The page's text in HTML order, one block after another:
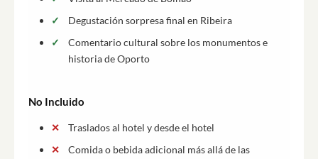
Degustación sorpresa final en Ribeira
Comentario cultural sobre los monumentos e
historia de Oporto
No Incluido
Traslados al hotel y desde el hotel
Comida o bebida adicional más allá de las